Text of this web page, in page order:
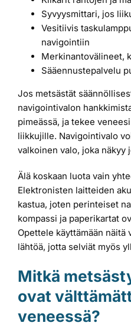
Syvyysmittari, jos
Vesitiivis
navigointiin
Merkinantovälineet,
Sääennustepalvelu
Jos metsästät
navigointivalon
pimeässä, ja tekee
liikkujille. Navigointivalo
valkoinen valo, joka näkyy
Älä koskaan luota vain
Elektronisten laitteiden
kastua, joten perinteiset
kompassi ja paperikartat
Opettele käyttämään
lähtöä, jotta selviät myös
Mitkä
ovat
veneessä?